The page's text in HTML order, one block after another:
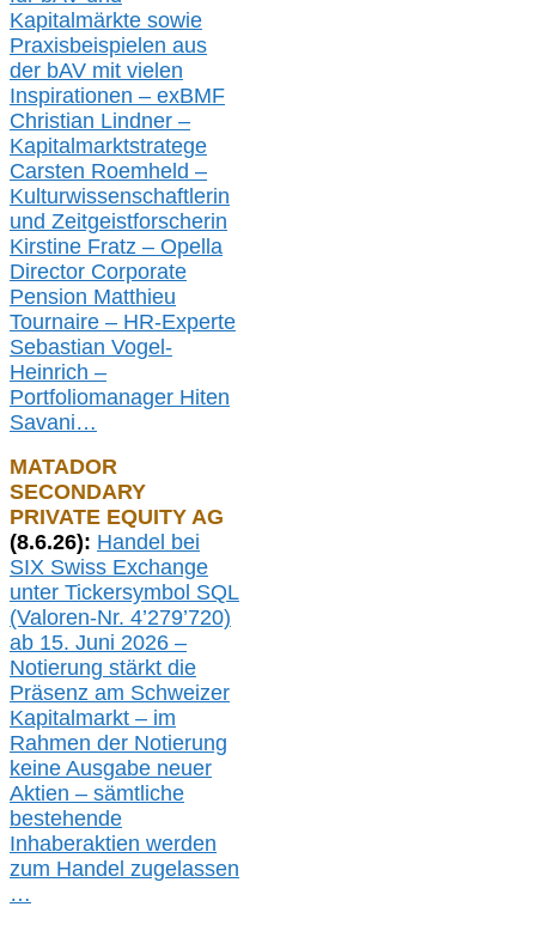
Kapitalmärkte sowie
Praxisbeispielen aus
der bAV mit vielen
Inspirationen – exBMF
Christian Lindner –
Kapitalmarktstratege
Carsten Roemheld –
Kulturwissenschaftlerin
und Zeitgeistforscherin
Kirstine Fratz – Opella
Director Corporate
Pension Matthieu
Tournaire – HR-Experte
Sebastian Vogel-
Heinrich –
Portfoliomanager Hiten
Savani…
MATADOR
SECONDARY
PRIVATE EQUITY AG
(8.6.26): Handel bei
SIX Swiss Exchange
unter Tickersymbol SQL
(Valoren-Nr. 4’279’720)
ab 15. Juni 2026 –
Notierung stärkt die
Präsenz am Schweizer
Kapitalmarkt – im
Rahmen der Notierung
keine Ausgabe neuer
Aktien – sämtliche
bestehende
Inhaberaktien werden
zum Handel zugelassen
…